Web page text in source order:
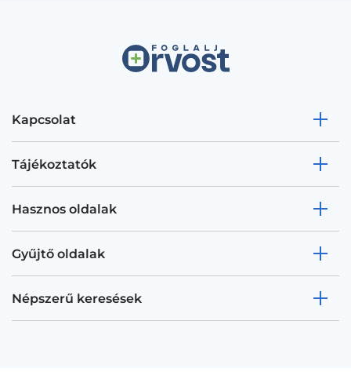
Kapcsolat
Tájékoztatók
Hasznos oldalak
Gyűjtő oldalak
Népszerű keresések